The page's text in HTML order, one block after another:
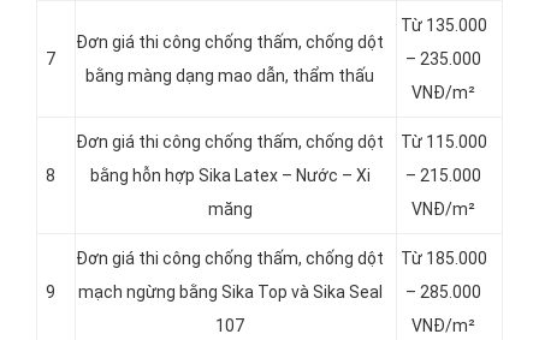
7
Đơn giá thi công chống thấm, chống dột
bằng màng dạng mao dẫn, thẩm thấu
Từ 135.000
– 235.000
VNĐ/m²
8
Đơn giá thi công chống thấm, chống dột
bằng hỗn hợp Sika Latex – Nước – Xi
măng
Từ 115.000
– 215.000
VNĐ/m²
9
Đơn giá thi công chống thấm, chống dột
mạch ngừng bằng Sika Top và Sika Seal
107
Từ 185.000
– 285.000
VNĐ/m²